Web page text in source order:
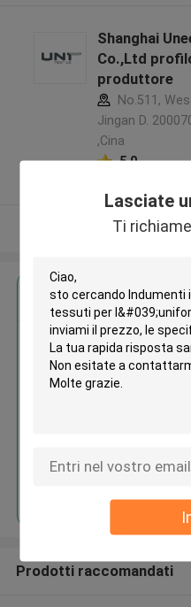
Lasciate
Ti
Shanghai
Co.,Ltd
produttore
No.511,
Jingan D.
,Cina
5.0
Ottieni il
Prodotti raccomandati